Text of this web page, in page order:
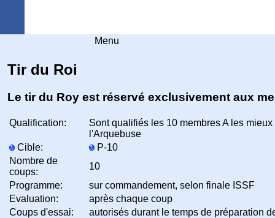
Menu
Tir du Roi
Le tir du Roy est réservé exclusivement aux
Qualification:
Sont qualifiés les 10 membres A les
l'Arquebuse
Cible:
P-10
Nombre de
coups:
10
Programme:
sur commandement, selon finale ISSF
Evaluation:
après chaque coup
Coups d'essai:
autorisés durant le temps de préparation